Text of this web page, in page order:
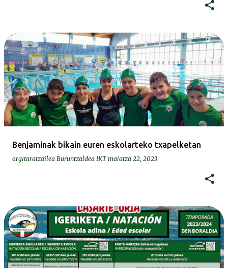
Benjaminak bikain euren eskolarteko txapelketan
argitaratzailea Buruntzaldea IKT maiatza 22, 2023